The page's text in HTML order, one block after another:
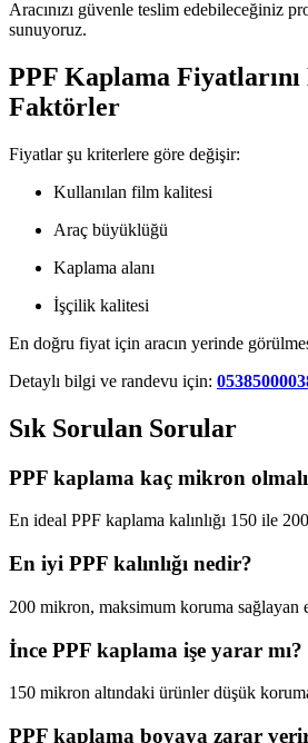
Aracınızı güvenle teslim edebileceğiniz
sunuyoruz.
PPF Kaplama
Faktörler
Fiyatlar şu kriterlere göre değişir:
Kullanılan film kalitesi
Araç büyüklüğü
Kaplama alanı
İşçilik kalitesi
En doğru fiyat için aracın yerinde
Detaylı bilgi ve randevu için:
Sık Sorulan Sorular
PPF kaplama kaç mikron
En ideal PPF kaplama kalınlığı 150 ile
En iyi PPF kalınlığı nedir?
200 mikron, maksimum koruma sağlayan
İnce PPF kaplama işe yarar mı?
150 mikron altındaki ürünler düşük
PPF kaplama boyaya zarar